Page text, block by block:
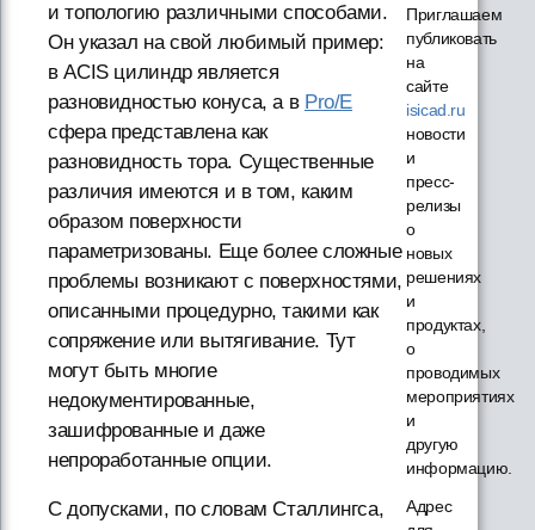
и топологию различными способами.
Он указал на свой любимый пример:
в ACIS цилиндр является
разновидностью конуса, а в Pro/E
сфера представлена как
разновидность тора. Существенные
различия имеются и в том, каким
образом поверхности
параметризованы. Еще более сложные
проблемы возникают с поверхностями,
описанными процедурно, такими как
сопряжение или вытягивание. Тут
могут быть многие
недокументированные,
зашифрованные и даже
непроработанные опции.
С допусками, по словам Сталлингса,
Приглашаем
публиковать
на
сайте
isicad.ru
новости
и
пресс-
релизы
о
новых
решениях
и
продуктах,
о
проводимых
мероприятиях
и
другую
информацию.
Адрес